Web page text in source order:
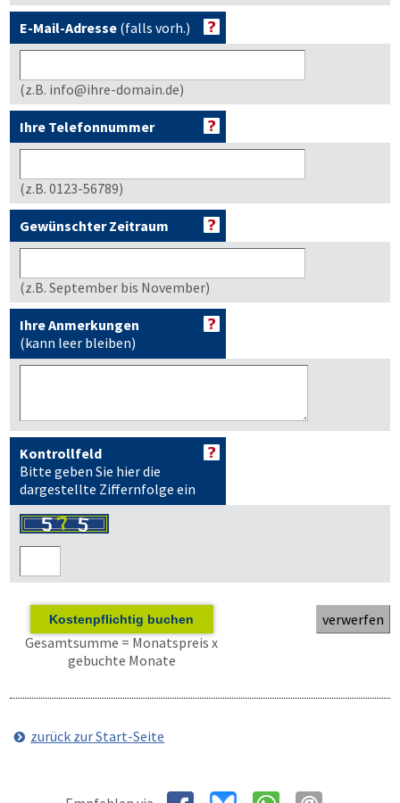
E-Mail-Adresse (falls vorh.)
(z.B. info@ihre-domain.de)
Ihre Telefonnummer
(z.B. 0123-56789)
Gewünschter Zeitraum
(z.B. September bis November)
Ihre Anmerkungen
(kann leer bleiben)
Kontrollfeld
Bitte geben Sie hier die
dargestellte Ziffernfolge ein
Kostenpflichtig buchen
Gesamtsumme = Monatspreis x
gebuchte Monate
zurück zur Start-Seite